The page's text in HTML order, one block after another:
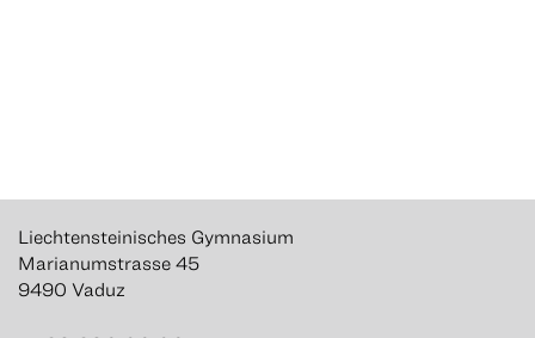
Liechtensteinisches Gymnasium
Marianumstrasse 45
9490 Vaduz